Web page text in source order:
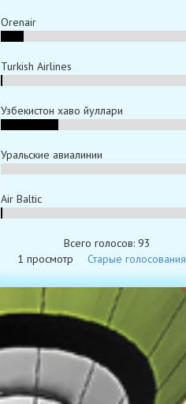
Orenair
Turkish Airlines
Узбекистон хаво йуллари
Уральские авиалинии
Air Baltic
Всего голосов: 93
1 просмотр
Старые голосования